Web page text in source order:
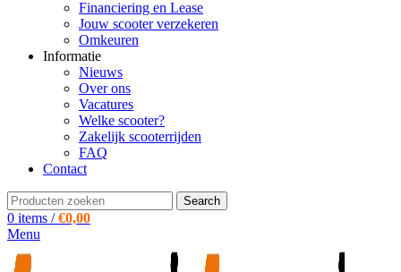
Financiering en Lease
Jouw scooter verzekeren
Omkeuren
Informatie
Nieuws
Over ons
Vacatures
Welke scooter?
Zakelijk scooterrijden
FAQ
Contact
Search
0 items / €0,00
Menu